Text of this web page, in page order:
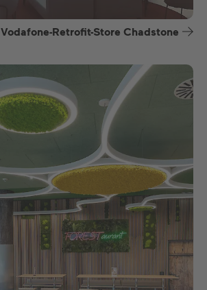
Vodafone-Retrofit-Store Chadstone